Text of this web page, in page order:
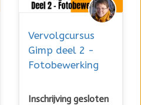
Vervolgcursus
Gimp deel 2 -
Fotobewerking
Inschrijving gesloten